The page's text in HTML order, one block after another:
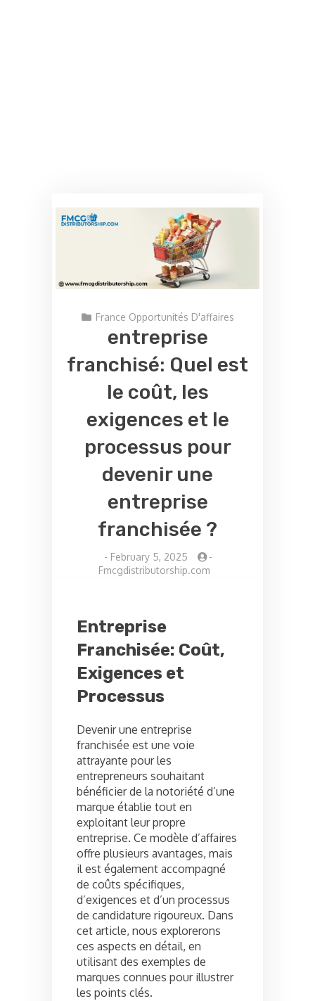
France Opportunités D'affaires
entreprise
franchisé: Quel est
le coût, les
exigences et le
processus pour
devenir une
entreprise
franchisée ?
- February 5, 2025
-
Fmcgdistributorship.com
Entreprise
Franchisée: Coût,
Exigences et
Processus
Devenir une entreprise
franchisée est une voie
attrayante pour les
entrepreneurs souhaitant
bénéficier de la notoriété d’une
marque établie tout en
exploitant leur propre
entreprise. Ce modèle d’affaires
offre plusieurs avantages, mais
il est également accompagné
de coûts spécifiques,
d’exigences et d’un processus
de candidature rigoureux. Dans
cet article, nous explorerons
ces aspects en détail, en
utilisant des exemples de
marques connues pour illustrer
les points clés.